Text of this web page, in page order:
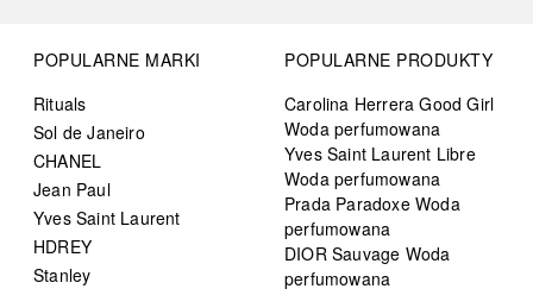
POPULARNE MARKI
Rituals
Sol de Janeiro
CHANEL
Jean Paul
Yves Saint Laurent
HDREY
Stanley
POPULARNE PRODUKTY
Carolina Herrera Good Girl
Woda perfumowana
Yves Saint Laurent Libre
Woda perfumowana
Prada Paradoxe Woda
perfumowana
DIOR Sauvage Woda
perfumowana